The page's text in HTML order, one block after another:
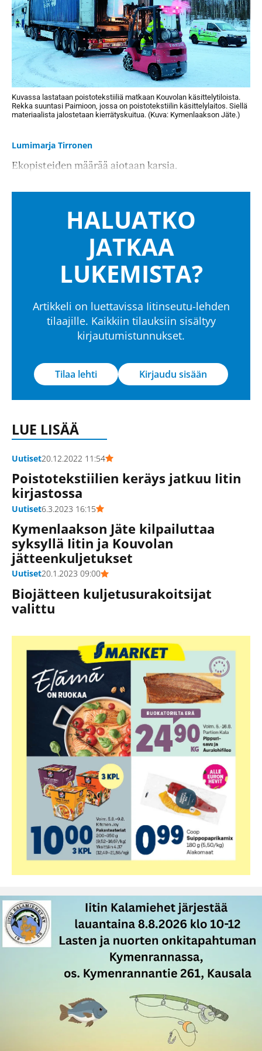
Kuvassa lastataan poistotekstiiliä matkaan Kouvolan käsittelytiloista.
Rekka suuntasi Paimioon, jossa on poistotekstiilin käsittelylaitos. Siellä
materiaalista jalostetaan kierrätyskuitua. (Kuva: Kymenlaakson Jäte.)
Lumimarja Tirronen
Ekopisteiden määrää aiotaan karsia.
HALUATKO
JATKAA
LUKEMISTA?
Artikkeli on luettavissa Iitinseutu-lehden
tilaajille. Kaikkiin tilauksiin sisältyy
kirjautumistunnukset.
Tilaa lehti Kirjaudu sisään
LUE LISÄÄ
Uutiset20.12.2022 11:54
Poistotekstiilien keräys jatkuu Iitin
kirjastossa
Uutiset6.3.2023 16:15
Kymenlaakson Jäte kilpailuttaa
syksyllä Iitin ja Kouvolan
jätteenkuljetukset
Uutiset20.1.2023 09:00
Biojätteen kuljetusurakoitsijat
valittu